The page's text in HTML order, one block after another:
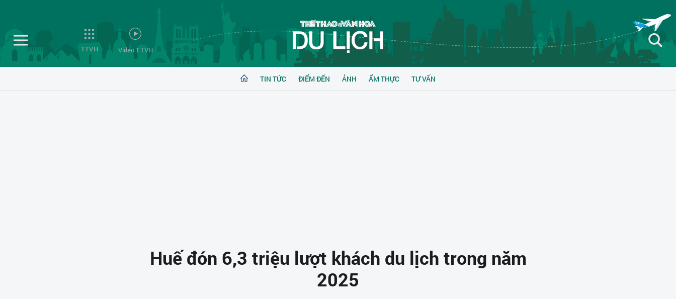
TTVH Video TTVH
TIN TỨC ĐIỂM ĐẾN ẢNH ẨM THỰC TƯ VẤN
Huế đón 6,3 triệu lượt khách du lịch trong năm
2025